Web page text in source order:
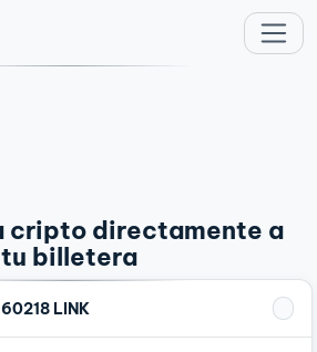
cripto directamente a
tu billetera
LINK